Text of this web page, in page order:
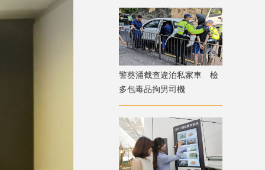
警葵涌截查違泊私家車 檢
多包毒品拘男司機